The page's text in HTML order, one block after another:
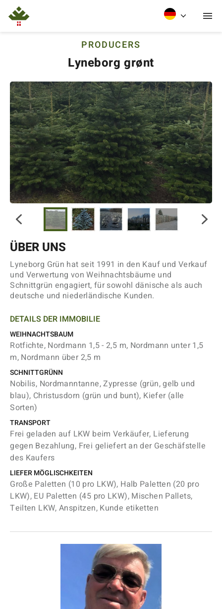
PRODUCERS
Lyneborg grønt
ÜBER UNS
Lyneborg Grün hat seit 1991 in den Kauf und Verkauf
und Verwertung von Weihnachtsbäume und
Schnittgrün engagiert, für sowohl dänische als auch
deutsche und niederländische Kunden.
DETAILS DER IMMOBILIE
WEIHNACHTSBAUM
Rotfichte, Nordmann 1,5 - 2,5 m, Nordmann unter 1,5
m, Nordmann über 2,5 m
SCHNITTGRÜNN
Nobilis, Nordmanntanne, Zypresse (grün, gelb und
blau), Christusdorn (grün und bunt), Kiefer (alle
Sorten)
TRANSPORT
Frei geladen auf LKW beim Verkäufer, Lieferung
gegen Bezahlung, Frei geliefert an der Geschäfstelle
des Kaufers
LIEFER MÖGLISCHKEITEN
Große Paletten (10 pro LKW), Halb Paletten (20 pro
LKW), EU Paletten (45 pro LKW), Mischen Pallets,
Teilten LKW, Anspitzen, Kunde etiketten